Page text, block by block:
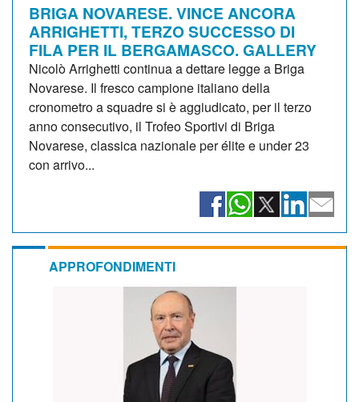
BRIGA NOVARESE. VINCE ANCORA
ARRIGHETTI, TERZO SUCCESSO DI
FILA PER IL BERGAMASCO. GALLERY
Nicolò Arrighetti continua a dettare legge a Briga
Novarese. Il fresco campione italiano della
cronometro a squadre si è aggiudicato, per il terzo
anno consecutivo, il Trofeo Sportivi di Briga
Novarese, classica nazionale per élite e under 23
con arrivo...
APPROFONDIMENTI